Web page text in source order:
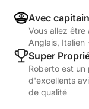
Avec
Vous allez
Anglais, Italien ·
Super
Roberto est
d'excellents
de qualité